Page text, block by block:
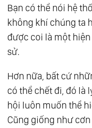
Bạn có thể nói hệ
không khí chúng ta
được coi là một
sử.
Hơn nữa, bất cứ
có thể chết đi, đó là
hội luôn muốn thể
Cũng giống như